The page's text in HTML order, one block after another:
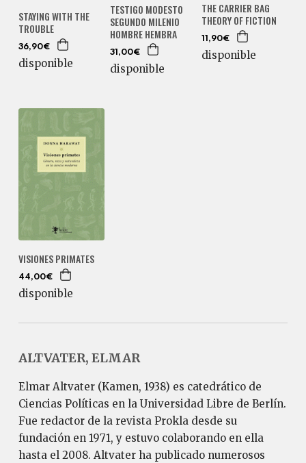
STAYING WITH THE
TROUBLE
36,90€
disponible
TESTIGO MODESTO
SEGUNDO MILENIO
HOMBRE HEMBRA
31,00€
disponible
THE CARRIER BAG
THEORY OF FICTION
11,90€
disponible
VISIONES PRIMATES
44,00€
disponible
ALTVATER, ELMAR
Elmar Altvater (Kamen, 1938) es catedrático de
Ciencias Políticas en la Universidad Libre de Berlín.
Fue redactor de la revista Prokla desde su
fundación en 1971, y estuvo colaborando en ella
hasta el 2008. Altvater ha publicado numerosos